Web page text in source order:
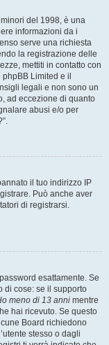
del 1998, è una
informazioni da i
serve una richiesta
la registrazione delle
mettiti in contatto con
Limited e il
legali e non sono un
ad eccezione di quanto
abusi e/o per
il tuo indirizzo IP
Può anche aver
di registrarsi.
esattamente. Se
di cose: se il supporto
meno di 13 anni mentre
hai ricevuto. Se questo
Board richiedono
stesso o dagli